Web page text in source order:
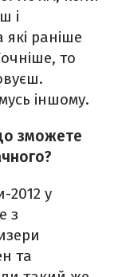
і
раніше
то
іншому.
зможете
2012 у
з
та